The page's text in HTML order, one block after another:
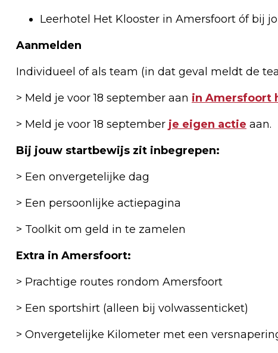
Leerhotel Het Klooster in Amersfoort óf bij
Aanmelden
Individueel of als team (in dat geval meldt de
> Meld je voor 18 september aan in Amersfoort
> Meld je voor 18 september je eigen actie aan.
Bij jouw startbewijs zit inbegrepen:
> Een onvergetelijke dag
> Een persoonlijke actiepagina
> Toolkit om geld in te zamelen
Extra in Amersfoort:
> Prachtige routes rondom Amersfoort
> Een sportshirt (alleen bij volwassenticket)
> Onvergetelijke Kilometer met een